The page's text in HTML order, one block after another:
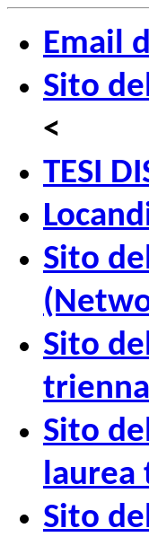
Email
Sito
<
TESI
Sito
Sito
Sito
laurea
Sito